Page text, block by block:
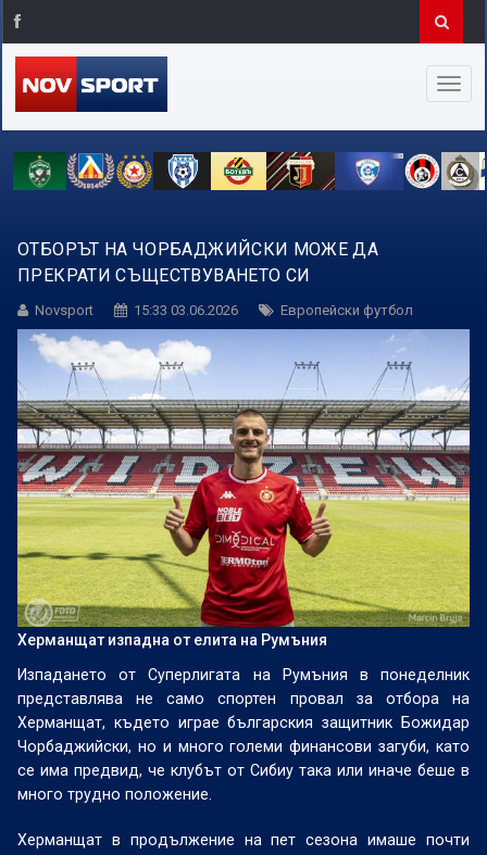
ОТБОРЪТ НА ЧОРБАДЖИЙСКИ МОЖЕ ДА
ПРЕКРАТИ СЪЩЕСТВУВАНЕТО СИ
Novsport 15:33 03.06.2026 Европейски футбол
Херманщат изпадна от елита на Румъния
Изпадането от Суперлигата на Румъния в понеделник
представлява не само спортен провал за отбора на
Херманщат, където играе българския защитник Божидар
Чорбаджийски, но и много големи финансови загуби, като
се има предвид, че клубът от Сибиу така или иначе беше в
много трудно положение.
Херманщат в продължение на пет сезона имаше почти